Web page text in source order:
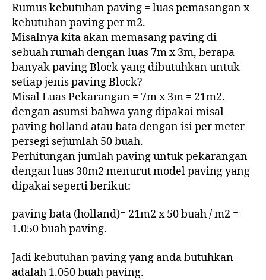
Rumus kebutuhan paving = luas pemasangan x
kebutuhan paving per m2.
Misalnya kita akan memasang paving di
sebuah rumah dengan luas 7m x 3m, berapa
banyak paving Block yang dibutuhkan untuk
setiap jenis paving Block?
Misal Luas Pekarangan = 7m x 3m = 21m2.
dengan asumsi bahwa yang dipakai misal
paving holland atau bata dengan isi per meter
persegi sejumlah 50 buah.
Perhitungan jumlah paving untuk pekarangan
dengan luas 30m2 menurut model paving yang
dipakai seperti berikut:
paving bata (holland)= 21m2 x 50 buah / m2 =
1.050 buah paving.
Jadi kebutuhan paving yang anda butuhkan
adalah 1.050 buah paving.